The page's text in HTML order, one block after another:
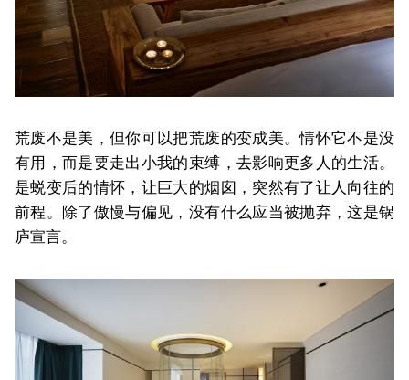
荒废不是美，但你可以把荒废的变成美。情怀它不是没
有用，而是要走出小我的束缚，去影响更多人的生活。
是蜕变后的情怀，让巨大的烟囱，突然有了让人向往的
前程。除了傲慢与偏见，没有什么应当被抛弃，这是锅
庐宣言。